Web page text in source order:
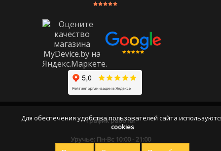
График работы
Уручье: Пн-Вс 10:00 - 21:00
Для обеспечения удобства пользователей сайта
cookies